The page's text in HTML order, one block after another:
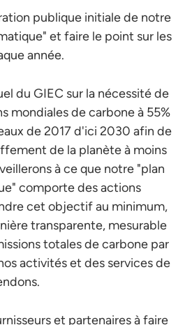
publique initiale de notre
et faire le point sur les
année.
du GIEC sur la nécessité de
mondiales de carbone à 55%
de 2017 d'ici 2030 afin de
de la planète à moins
à ce que notre "plan
comporte des actions
cet objectif au minimum,
transparente, mesurable
totales de carbone par
activités et des services de
et partenaires à faire